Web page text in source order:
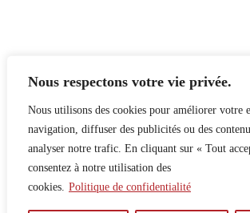
Nous respectons votre vie privée.
Nous utilisons des cookies pour améliorer votre
navigation, diffuser des publicités ou des
analyser notre trafic. En cliquant sur « Tout
consentez à notre utilisation des
cookies. Politique de confidentialité